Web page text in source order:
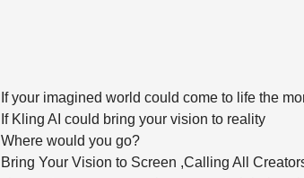
If your imagined world could come to life the
If Kling AI could bring your vision to reality
Where would you go?
Bring Your Vision to Screen ,Calling All